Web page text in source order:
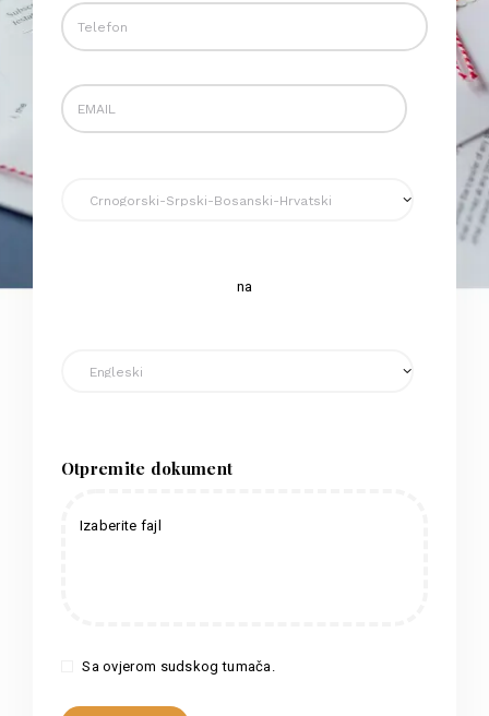
na
Otpremite dokument
Izaberite fajl
Sa ovjerom sudskog tumača.